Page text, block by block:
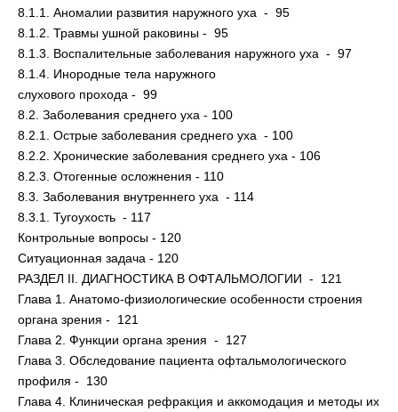
8.1.1. Аномалии развития наружного уха - 95
8.1.2. Травмы ушной раковины - 95
8.1.3. Воспалительные заболевания наружного уха - 97
8.1.4. Инородные тела наружного
слухового прохода - 99
8.2. Заболевания среднего уха - 100
8.2.1. Острые заболевания среднего уха - 100
8.2.2. Хронические заболевания среднего уха - 106
8.2.3. Отогенные осложнения - 110
8.3. Заболевания внутреннего уха - 114
8.3.1. Тугоухость - 117
Контрольные вопросы - 120
Ситуационная задача - 120
РАЗДЕЛ II. ДИАГНОСТИКА В ОФТАЛЬМОЛОГИИ - 121
Глава 1. Анатомо-физиологические особенности строения
органа зрения - 121
Глава 2. Функции органа зрения - 127
Глава 3. Обследование пациента офтальмологического
профиля - 130
Глава 4. Клиническая рефракция и аккомодация и методы их